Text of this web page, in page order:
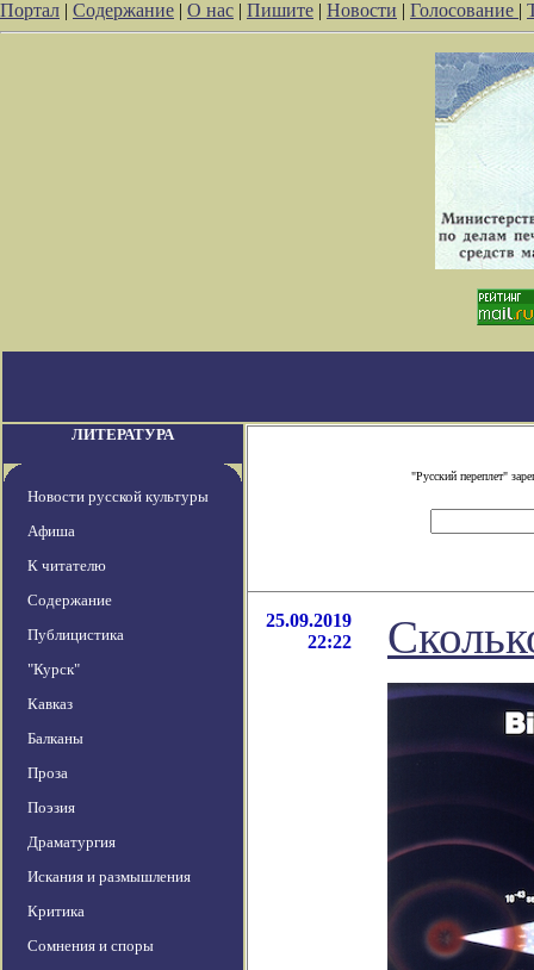
Портал | Содержание | О нас | Пишите | Новости | Голосование |
ЛИТЕРАТУРА
Новости русской культуры
Афиша
К читателю
Содержание
Публицистика
"Курск"
Кавказ
Балканы
Проза
Поэзия
Драматургия
Искания и размышления
Критика
Сомнения и споры
"Русский переплет"
25.09.2019
22:22